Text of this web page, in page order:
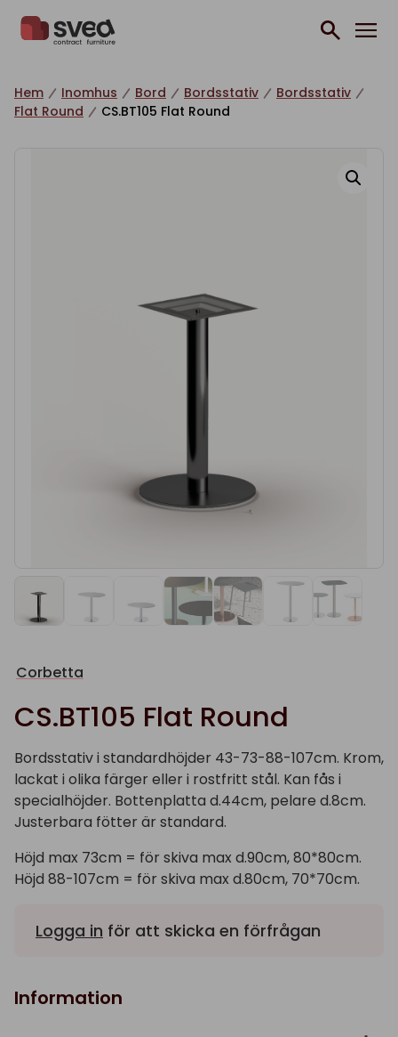
Hem Inomhus Bord Bordsstativ
Bordsstativ
Flat Round
CS.BT105 Flat Round
Corbetta
CS.BT105 Flat Round
Bordsstativ i standardhöjder 43-73-88-107cm. Krom,
lackat i olika färger eller i rostfritt stål. Kan fås i
specialhöjder. Bottenplatta d.44cm, pelare d.8cm.
Justerbara fötter är standard.
Höjd max 73cm = för skiva max d.90cm, 80*80cm.
Höjd 88-107cm = för skiva max d.80cm, 70*70cm.
Logga in för att skicka en förfrågan
Information